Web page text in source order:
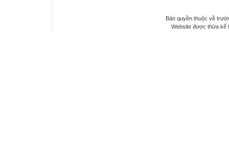
Bản quyền thuộc về
Website được thừa kế